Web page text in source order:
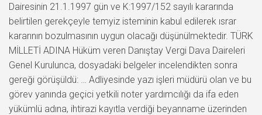
Dairesinin 21.1.1997 gün ve K:1997/152 sayılı kararında
belirtilen gerekçeyle temyiz isteminin kabul edilerek ısrar
kararının bozulmasının uygun olacağı düşünülmektedir. TÜRK
MİLLETİ ADINA Hüküm veren Danıştay Vergi Dava Daireleri
Genel Kurulunca, dosyadaki belgeler incelendikten sonra
gereği görüşüldü: … Adliyesinde yazı işleri müdürü olan ve bu
görev yanında geçici yetkili noter yardımcılığı da ifa eden
yükümlü adına, ihtirazi kayıtla verdiği beyanname üzerinden